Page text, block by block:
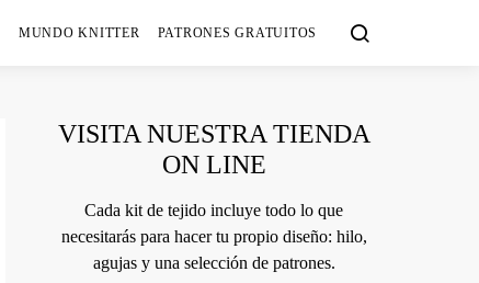
MUNDO KNITTER PATRONES GRATUITOS
VISITA NUESTRA TIENDA
ON LINE
Cada kit de tejido incluye todo lo que
necesitarás para hacer tu propio diseño: hilo,
agujas y una selección de patrones.